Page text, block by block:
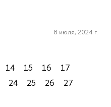
8 июля, 2024 г.
14 15 16
17
24 25 26
27